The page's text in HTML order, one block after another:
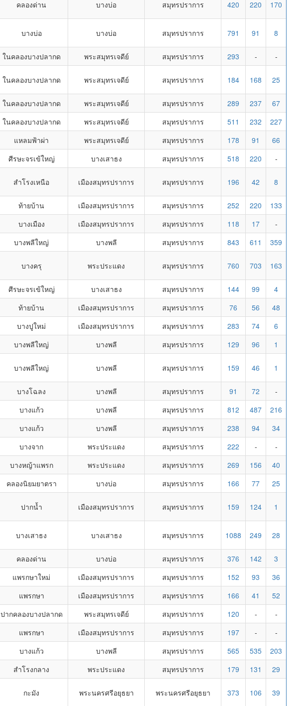
คลองด่าน บางบ่อ สมุทรปราการ 420 220 170
บางบ่อ บางบ่อ สมุทรปราการ 791 91 8
ในคลองบางปลากด พระสมุทรเจดีย์ สมุทรปราการ 293 -
-
ในคลองบางปลากด พระสมุทรเจดีย์ สมุทรปราการ 184 168 25
ในคลองบางปลากด พระสมุทรเจดีย์ สมุทรปราการ 289 237
67
ในคลองบางปลากด พระสมุทรเจดีย์ สมุทรปราการ 511 232
227
แหลมฟ้าผ่า พระสมุทรเจดีย์ สมุทรปราการ 178 91
66
ศีรษะจรเข้ใหญ่ บางเสาธง สมุทรปราการ 518 220
-
สำโรงเหนือ เมืองสมุทรปราการ สมุทรปราการ 196 42 8
ท้ายบ้าน เมืองสมุทรปราการ สมุทรปราการ 252 220
133
บางเมือง เมืองสมุทรปราการ สมุทรปราการ 118 17
-
บางพลีใหญ่ บางพลี สมุทรปราการ 843 611
359
บางครุ พระประแดง สมุทรปราการ 760 703 163
ศีรษะจรเข้ใหญ่ บางเสาธง สมุทรปราการ 144 99
4
ท้ายบ้าน เมืองสมุทรปราการ สมุทรปราการ 76 56
48
บางปูใหม่ เมืองสมุทรปราการ สมุทรปราการ 283 74
6
บางพลีใหญ่ บางพลี สมุทรปราการ 129 96
1
บางพลีใหญ่ บางพลี สมุทรปราการ 159 46 1
บางโฉลง บางพลี สมุทรปราการ 91 72
-
บางแก้ว บางพลี สมุทรปราการ 812 487
216
บางแก้ว บางพลี สมุทรปราการ 238 94
34
บางจาก พระประแดง สมุทรปราการ 222 -
-
บางหญ้าแพรก พระประแดง สมุทรปราการ 269 156
40
คลองนิยมยาตรา บางบ่อ สมุทรปราการ 166 77
25
ปากน้ำ เมืองสมุทรปราการ สมุทรปราการ 159 124 1
บางเสาธง บางเสาธง สมุทรปราการ 1088 249 28
คลองด่าน บางบ่อ สมุทรปราการ 376 142
3
แพรกษาใหม่ เมืองสมุทรปราการ สมุทรปราการ 152 93
36
แพรกษา เมืองสมุทรปราการ สมุทรปราการ 166 41
52
ปากคลองบางปลากด พระสมุทรเจดีย์ สมุทรปราการ 120 -
-
แพรกษา เมืองสมุทรปราการ สมุทรปราการ 197 -
-
บางแก้ว บางพลี สมุทรปราการ 565 535
203
สำโรงกลาง พระประแดง สมุทรปราการ 179 131
29
กะมัง พระนครศรีอยุธยา พระนครศรีอยุธยา 373 106 39